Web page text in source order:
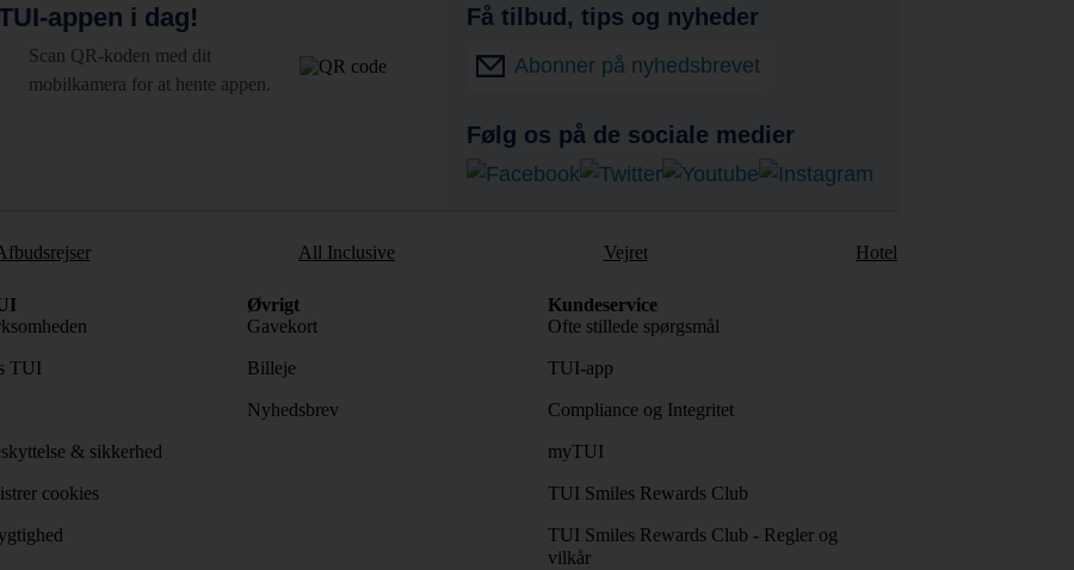
appen i dag!
Scan QR-koden med dit
mobilkamera for at hente appen.
Få tilbud, tips og nyheder
Abonner på nyhedsbrevet
Følg os på de sociale medier
All Inclusive Vejret Hotel
TUI
& sikkerhed
cookies
Øvrigt
Gavekort
Billeje
Nyhedsbrev
Kundeservice
Ofte stillede spørgsmål
TUI-app
Compliance og Integritet
myTUI
TUI Smiles Rewards Club
TUI Smiles Rewards Club - Regler og
vilkår